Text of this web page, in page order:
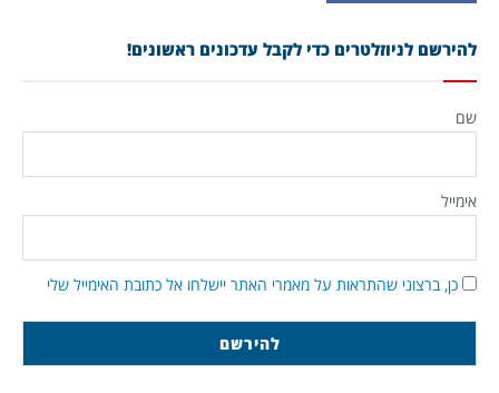
להירשם לניוזלטרים כדי לקבל עדכונים ראשונים!
שם
אימייל
כן, ברצוני שהתראות על מאמרי האתר יישלחו אל כתובת האימייל שלי